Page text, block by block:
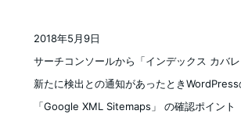
サーチコンソールから「インデックス カバ
新たに検出との通知があったときWordPress
「Google XML Sitemaps」 の確認ポイント
投稿日
2018年5月9日